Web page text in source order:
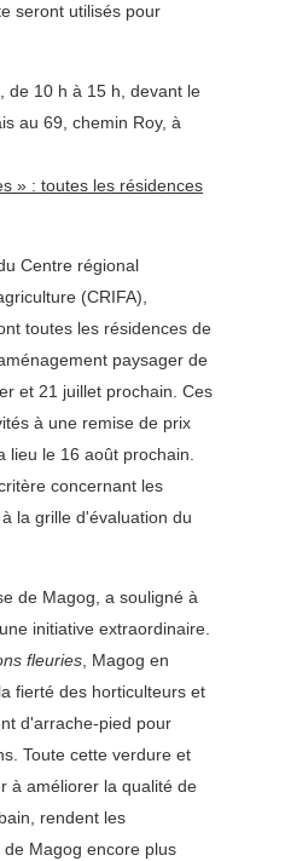
seront utilisés pour
de 10 h à 15 h, devant le
au 69, chemin Roy, à
» : toutes les résidences
Centre régional
(CRIFA),
toutes les résidences de
paysager de
et 21 juillet prochain. Ces
à une remise de prix
lieu le 16 août prochain.
concernant les
la grille d'évaluation du
de Magog, a souligné à
initiative extraordinaire.
fleuries , Magog en
fierté des horticulteurs et
d'arrache-pied pour
Toute cette verdure et
à améliorer la qualité de
rendent les
Magog encore plus